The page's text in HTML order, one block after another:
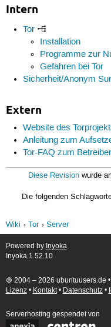
Intern
Tor
Installation
Programme zur
Gefahren bei Tor
Sicherheit/Anonym
Extern
Website des
Anleitung zum
Tor-FAQ zum
Diese Revision wurde
Die folgenden
Wiki
Tor Server
Powered by Inyoka
Inyoka 1.52.10
🄯 2004 – 2026 ubuntuusers.de
Lizenz• Kontakt• Datenschutz•
Serverhosting gespendet von